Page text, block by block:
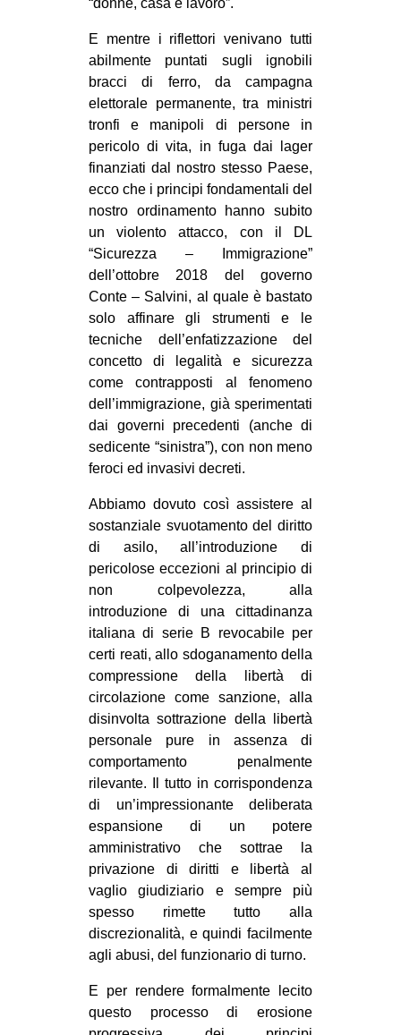
ms
SEARCH
E mentre i riflettori venivano tutti
abilmente puntati sugli ignobili
bracci di ferro, da campagna
elettorale permanente, tra ministri
tronfi e manipoli di persone in
pericolo di vita, in fuga dai lager
finanziati dal nostro stesso Paese,
ecco che i principi fondamentali del
nostro ordinamento hanno subito
un violento attacco, con il DL
“Sicurezza – Immigrazione”
dell’ottobre 2018 del governo
Conte – Salvini, al quale è bastato
solo affinare gli strumenti e le
tecniche dell’enfatizzazione del
concetto di legalità e sicurezza
come contrapposti al fenomeno
dell’immigrazione, già sperimentati
dai governi precedenti (anche di
sedicente “sinistra”), con non meno
feroci ed invasivi decreti.
Abbiamo dovuto così assistere al
sostanziale svuotamento del diritto
di asilo, all’introduzione di
pericolose eccezioni al principio di
non colpevolezza, alla
introduzione di una cittadinanza
italiana di serie B revocabile per
certi reati, allo sdoganamento della
compressione della libertà di
circolazione come sanzione, alla
disinvolta sottrazione della libertà
personale pure in assenza di
comportamento penalmente
rilevante. Il tutto in corrispondenza
di un’impressionante deliberata
espansione di un potere
amministrativo che sottrae la
privazione di diritti e libertà al
vaglio giudiziario e sempre più
spesso rimette tutto alla
discrezionalità, e quindi facilmente
agli abusi, del funzionario di turno.
E per rendere formalmente lecito
questo processo di erosione